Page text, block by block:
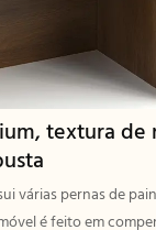
textura de
várias pernas de
é feito em